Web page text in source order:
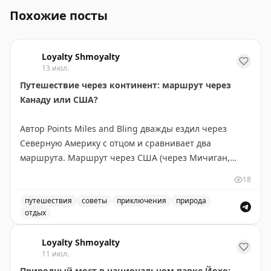
Похожие посты
Loyalty Shmoyalty
13 июл.
Путешествие через континент: маршрут через
Канаду или США?
Автор Points Miles and Bling дважды ездил через
Северную Америку с отцом и сравнивает два
маршрута. Маршрут через США (через Мичиган,
экономнее по топливу — идеален, если спешите. Но
главное открытие — это не пейзажи, а люди и
неожиданные остановки. В маленьком городке
номер, а ужин превратился в экскурсию по винному
погребу. Канадский маршрут длиннее, но предлагает
18
путешествия советы приключения
природа
отдых
Loyalty Shmoyalty
11 июл.